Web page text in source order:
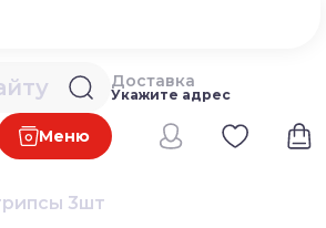
Меню
Доставка
Укажите адрес
3шт